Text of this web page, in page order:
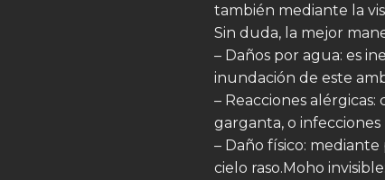
también mediante la
Sin duda, la mejor
– Daños por agua: es
inundación de este
– Reacciones
garganta, o
– Daño físico:
cielo raso.Moho invisible: